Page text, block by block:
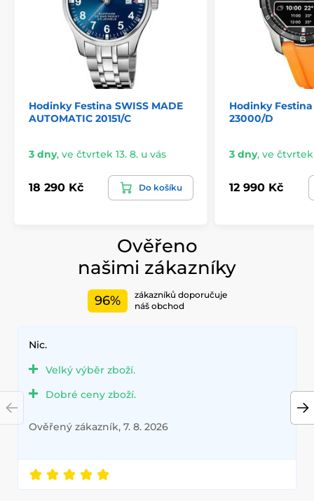
Hodinky Festina SWISS MADE
AUTOMATIC 20151/C
3 dny, ve čtvrtek 13. 8. u vás
18 290 Kč Do košíku
Hodinky Festina
23000/D
3 dny, ve čtvrtek
12 990 Kč
Ověřeno
našimi zákazníky
96%
zákazníků doporučuje
náš obchod
Nic.
Velký výběr zboží.
Dobré ceny zboží.
Ověřený zákazník, 7. 8. 2026